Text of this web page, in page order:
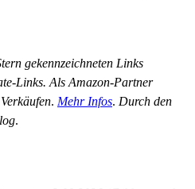
gekennzeichneten Links
Links. Als Amazon-Partner
. Mehr Infos. Durch den
.